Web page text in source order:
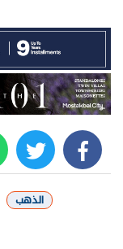
facebook
twitter
الذهب